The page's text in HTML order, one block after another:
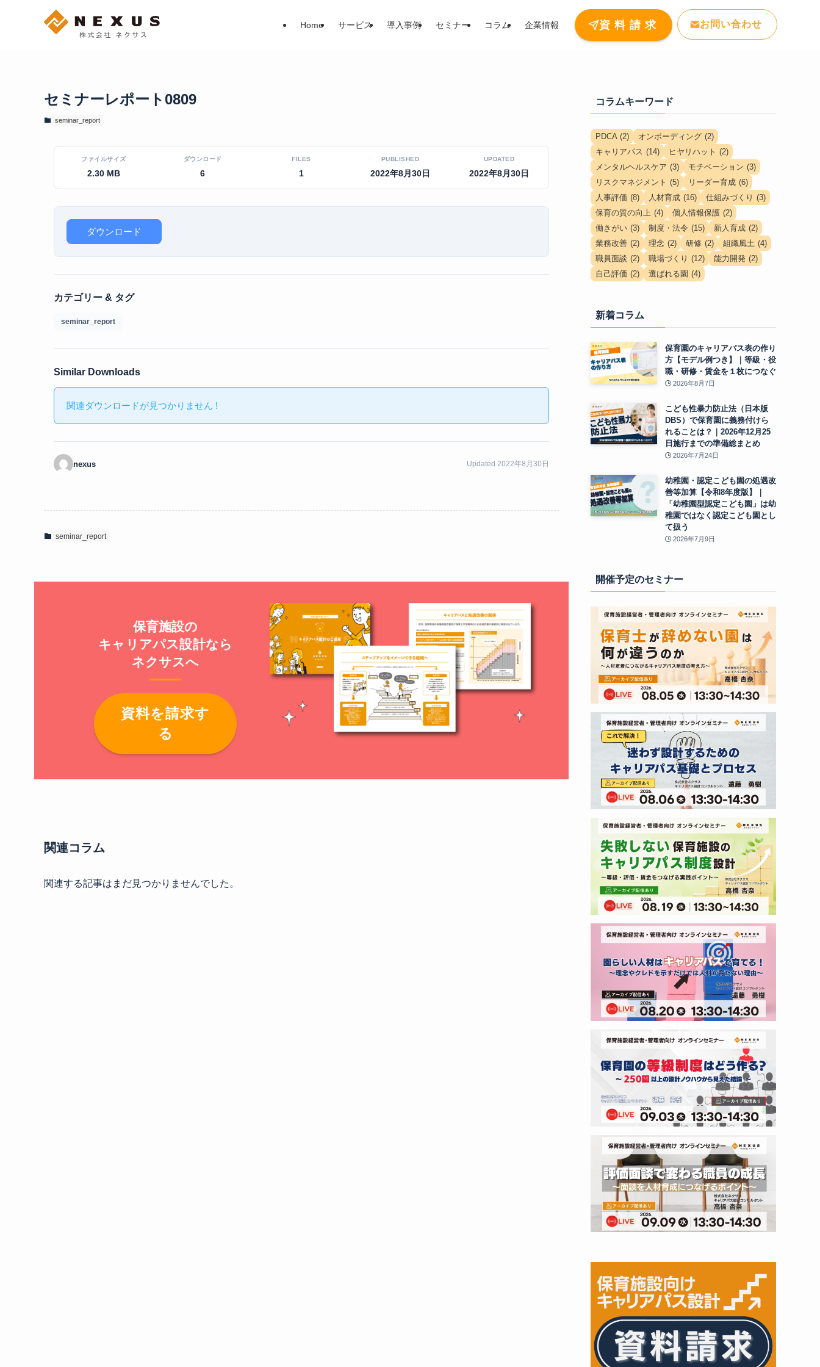
Home サービス 導入事例 セミナー コラム 企業情報 資 料 請 求 お問い合わせ
セミナーレポート0809
seminar_report
ファイルサイズ
2.30 MB
ダウンロード
6
FILES
1
PUBLISHED
2022年8月30日
UPDATED
2022年8月30日
ダウンロード
カテゴリー & タグ
seminar_report
Similar Downloads
関連ダウンロードが見つかりません !
nexus Updated 2022年8月30日
seminar_report
保育施設の
キャリアパス設計なら
ネクサスへ
資料を請求す
る
関連コラム
関連する記事はまだ見つかりませんでした。
コラムキーワード
PDCA (2) オンボーディング (2)
キャリアパス (14) ヒヤリハット (2)
メンタルヘルスケア (3) モチベーション (3)
リスクマネジメント (5) リーダー育成 (6)
人事評価 (8) 人材育成 (16) 仕組みづくり (3)
保育の質の向上 (4) 個人情報保護 (2)
働きがい (3) 制度・法令 (15) 新人育成 (2)
業務改善 (2) 理念 (2) 研修 (2) 組織風土 (4)
職員面談 (2) 職場づくり (12) 能力開発 (2)
自己評価 (2) 選ばれる園 (4)
新着コラム
保育園のキャリアパス表の作り
方【モデル例つき】｜等級・役
職・研修・賃金を１枚につなぐ
2026年8月7日
こども性暴力防止法（日本版
DBS）で保育園に義務付けら
れることは？｜2026年12月25
日施行までの準備総まとめ
2026年7月24日
幼稚園・認定こども園の処遇改
善等加算【令和8年度版】｜
「幼稚園型認定こども園」は幼
稚園ではなく認定こども園とし
て扱う
2026年7月9日
開催予定のセミナー